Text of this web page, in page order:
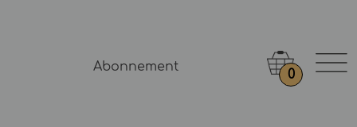
Abonnement
0